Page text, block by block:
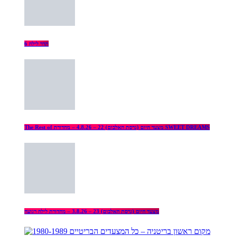
תדר לילה 6
The Rest of מצעד היום (גרסת האלבום) 22 – 4.8.26 – מהדורת SWEET DREAMS
מצעד היום (גרסת האלבום) 23 – 3.8.26 – מהדורת לילה רגועה